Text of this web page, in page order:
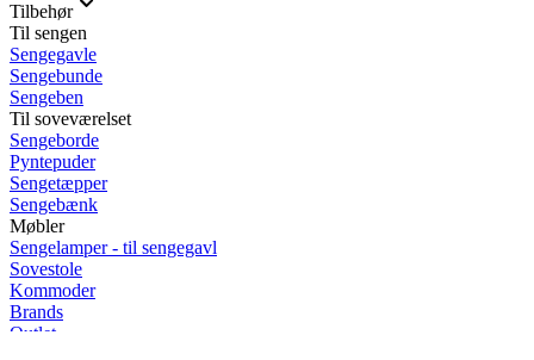
Tilbehør
Til sengen
Sengegavle
Sengebunde
Sengeben
Til soveværelset
Sengeborde
Pyntepuder
Sengetæpper
Sengebænk
Møbler
Sengelamper - til sengegavl
Sovestole
Kommoder
Brands
Outlet